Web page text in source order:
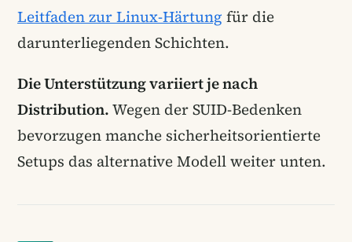
Leitfaden zur Linux-Härtung für die
darunterliegenden Schichten.
Die Unterstützung variiert je nach
Distribution.Wegen der SUID-Bedenken
bevorzugen manche sicherheitsorientierte
Setups das alternative Modell weiter unten.